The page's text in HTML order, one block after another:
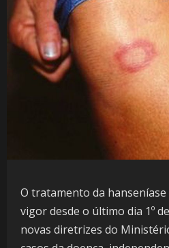
O tratamento da hanseníase
vigor desde o último dia 1º
novas diretrizes do